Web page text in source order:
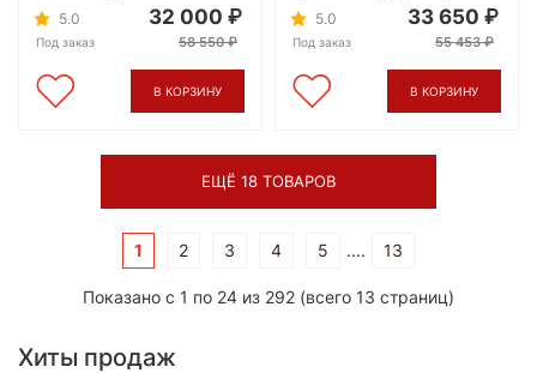
5.0
Под заказ
32 000
58 550
В КОРЗИНУ
5.0
Под заказ
33 650
55 453
В КОРЗИНУ
ЕЩЁ 18 ТОВАРОВ
1 2 3 4 5 .... 13
Показано с 1 по 24 из 292 (всего 13 страниц)
Хиты продаж